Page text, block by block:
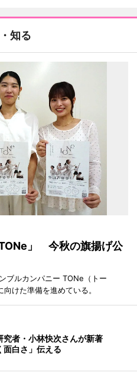
知る
」 今秋の旗揚げ公
ブルカンパニー TONe（トー
けた準備を進めている。
究者・小林快次さんが新著
面白さ」伝える